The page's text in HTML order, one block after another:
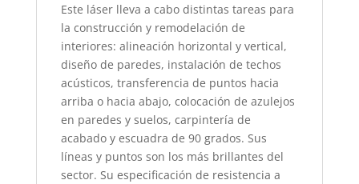
Este láser lleva a cabo distintas tareas para
la construcción y remodelación de
interiores: alineación horizontal y vertical,
diseño de paredes, instalación de techos
acústicos, transferencia de puntos hacia
arriba o hacia abajo, colocación de azulejos
en paredes y suelos, carpintería de
acabado y escuadra de 90 grados. Sus
líneas y puntos son los más brillantes del
sector. Su especificación de resistencia a